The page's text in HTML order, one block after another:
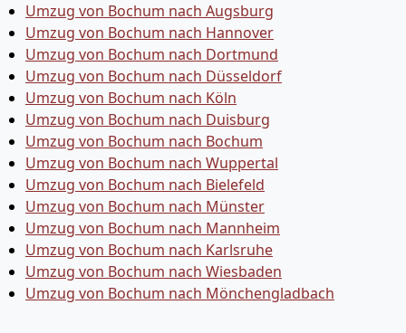
Umzug von Bochum nach Augsburg
Umzug von Bochum nach Hannover
Umzug von Bochum nach Dortmund
Umzug von Bochum nach Düsseldorf
Umzug von Bochum nach Köln
Umzug von Bochum nach Duisburg
Umzug von Bochum nach Bochum
Umzug von Bochum nach Wuppertal
Umzug von Bochum nach Bielefeld
Umzug von Bochum nach Münster
Umzug von Bochum nach Mannheim
Umzug von Bochum nach Karlsruhe
Umzug von Bochum nach Wiesbaden
Umzug von Bochum nach Mönchen­gladbach